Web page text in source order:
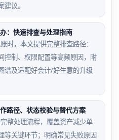
议。
：快速排查与处理指南
时，本文提供完整排查路径：
控制、权限配置等高频原因，附
谱及适配好会计/好生意的升级
路径、状态校验与替代方案
整处理流程，覆盖资产减少单
等关键环节；明确常见失败原因